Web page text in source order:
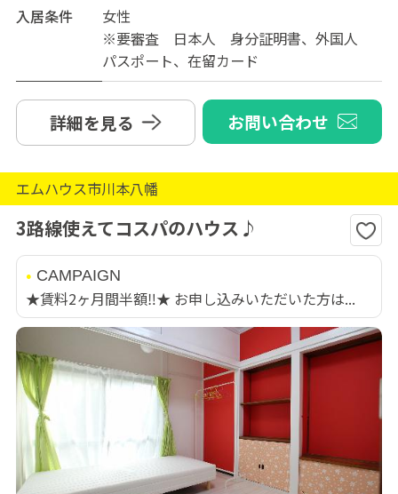
入居条件
女性
※要審査 日本人 身分証明書、外国人
パスポート、在留カード
詳細を見る お問い合わせ
エムハウス市川本八幡
3路線使えてコスパのハウス♪
CAMPAIGN
★賃料2ヶ月間半額‼★ お申し込みいただいた方は...